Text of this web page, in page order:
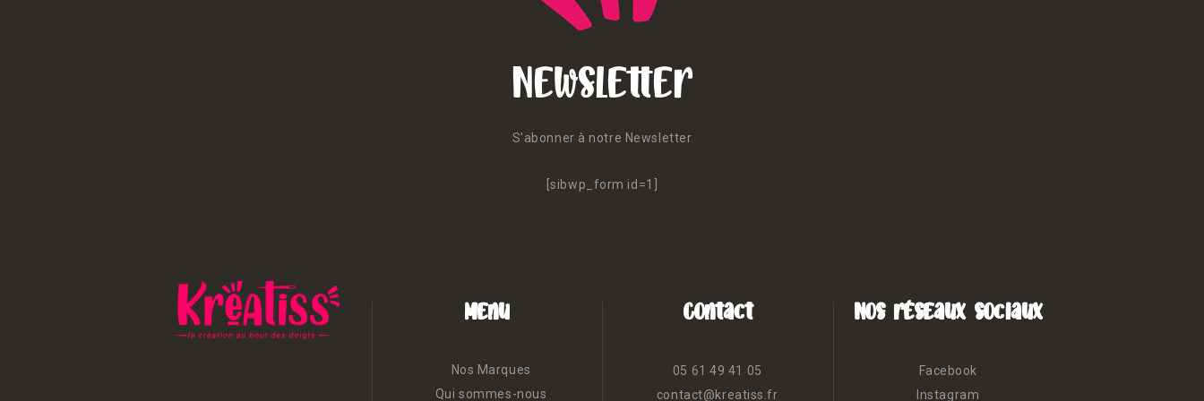
Newsletter
S'abonner à notre Newsletter
[sibwp_form id=1]
Menu
Nos Marques
Qui sommes-nous
Contact
05 61 49 41 05
contact@kreatiss.fr
Nos réseaux sociaux
Facebook
Instagram